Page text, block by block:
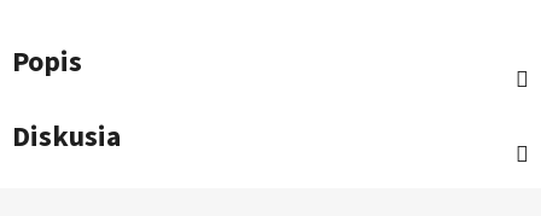
Popis
Diskusia